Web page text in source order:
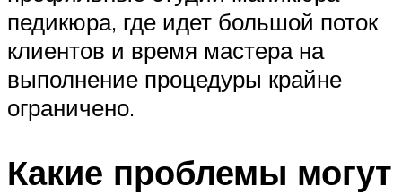
педикюра, где идет большой поток
клиентов и время мастера на
выполнение процедуры крайне
ограничено.
Какие проблемы могут